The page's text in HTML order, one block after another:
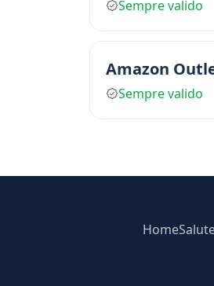
Sempre valido
Amazon
Sempre valido
Home